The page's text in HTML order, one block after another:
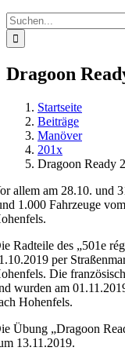
Suche
nach:
Dragoon
Startseite
Beiträge
Manöver
201x
Dragoon Ready
allem am 28.10. und
1.000 Fahrzeuge
Radteile des „501e
per
Die
wurden am
Hohenfels.
Übung „Dragoon
13.11.2019.